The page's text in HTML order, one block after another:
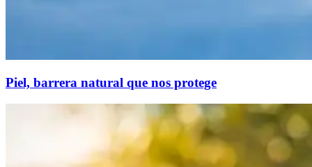
Piel, barrera natural que nos protege